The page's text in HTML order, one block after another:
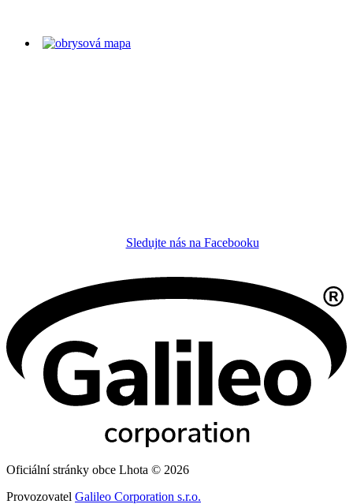
Sledujte nás na Facebooku
Oficiální stránky obce Lhota © 2026
Provozovatel Galileo Corporation s.r.o.